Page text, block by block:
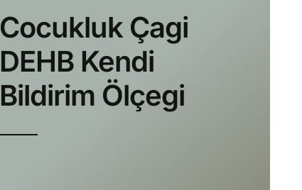
Cocukluk Çagi
DEHB Kendi
Bildirim Ölçegi